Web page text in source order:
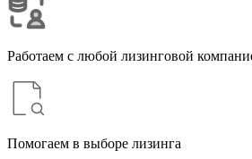
Работаем с любой лизинговой
Помогаем в выборе лизинга